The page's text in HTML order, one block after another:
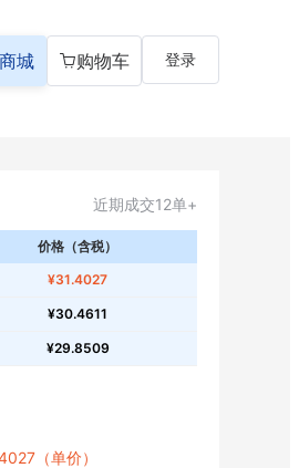
城 购物车 登录
近期成交12单+
价格（含税）
¥31.4027
¥30.4611
¥29.8509
（单价）